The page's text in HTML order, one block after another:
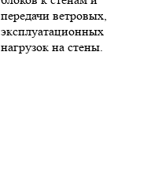
передачи ветровых,
эксплуатационных
нагрузок на стены.